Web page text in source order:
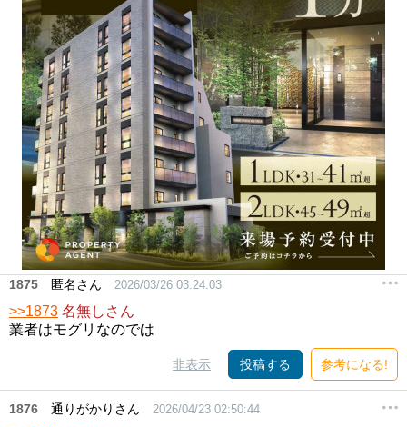
1875 匿名さん 2026/03/26 03:24:03
>>1873 名無しさん
業者はモグリなのでは
非表示 投稿する 参考になる!
1876 通りがかりさん 2026/04/23 02:50:44